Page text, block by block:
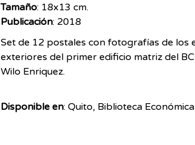
Tamaño: 18x13 cm.
Publicación: 2018
Set de 12 postales con fotografías de los
exteriores del primer edificio matriz del
Wilo Enriquez.
Disponible en: Quito, Biblioteca Económica